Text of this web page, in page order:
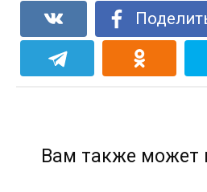
Вам также может